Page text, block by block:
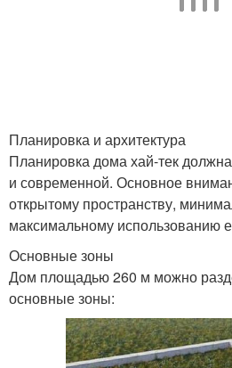
Планировка и архитектура
Планировка дома хай-тек
и современной. Основное
открытому пространству,
максимальному использованию
Основные зоны
Дом площадью 260 м можно
основные зоны: